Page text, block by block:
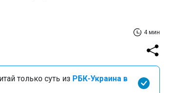
4 мин
только суть из РБК-Украина в